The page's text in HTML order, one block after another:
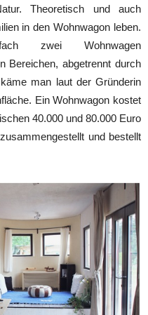
Theoretisch und auch
in den Wohnwagon leben.
zwei Wohnwagen
Bereichen, abgetrennt durch
man laut der Gründerin
Ein Wohnwagon kostet
40.000 und 80.000 Euro
zusammengestellt und bestellt